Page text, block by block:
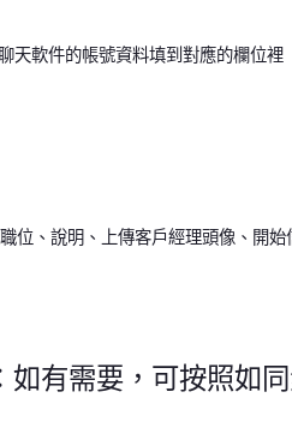
天軟件的帳號資料填到對應的欄位裡
位、說明、上傳客戶經理頭像、開始
如有需要，可按照如